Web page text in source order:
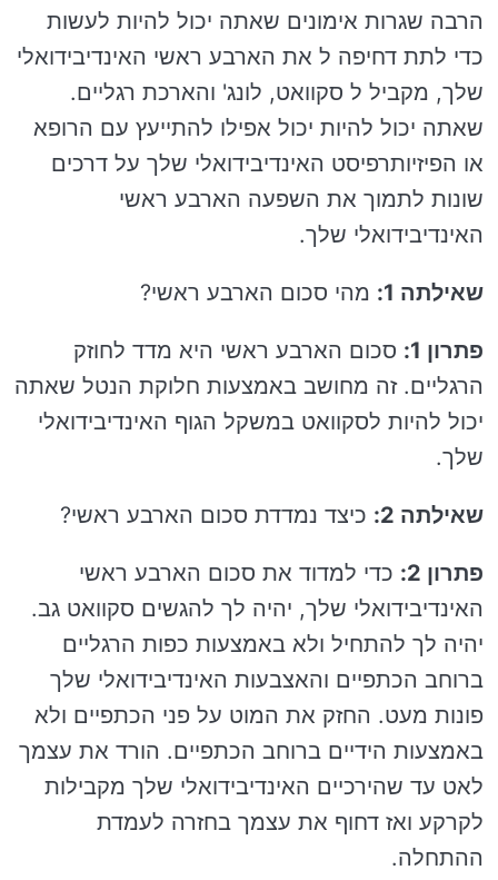
הרבה שגרות אימונים שאתה יכול להיות לעשות
כדי לתת דחיפה ל את הארבע ראשי האינדיבידואלי
שלך, מקביל ל סקוואט, לונג' והארכת רגליים.
שאתה יכול להיות יכול אפילו להתייעץ עם הרופא
או הפיזיותרפיסט האינדיבידואלי שלך על דרכים
שונות לתמוך את השפעה הארבע ראשי
האינדיבידואלי שלך.
שאילתה 1: מהי סכום הארבע ראשי?
פתרון 1:
סכום הארבע ראשי היא מדד לחוזק
הרגליים. זה מחושב באמצעות חלוקת הנטל שאתה
יכול להיות לסקוואט במשקל הגוף האינדיבידואלי
שלך.
שאילתה 2: כיצד נמדדת סכום הארבע ראשי?
פתרון 2:
כדי למדוד את סכום הארבע ראשי
האינדיבידואלי שלך, יהיה לך להגשים סקוואט גב.
יהיה לך להתחיל ולא באמצעות כפות הרגליים
ברוחב הכתפיים והאצבעות האינדיבידואלי שלך
פונות מעט. החזק את המוט על פני הכתפיים ולא
באמצעות הידיים ברוחב הכתפיים. הורד את עצמך
לאט עד שהירכיים האינדיבידואלי שלך מקבילות
לקרקע ואז דחוף את עצמך בחזרה לעמדת
ההתחלה.